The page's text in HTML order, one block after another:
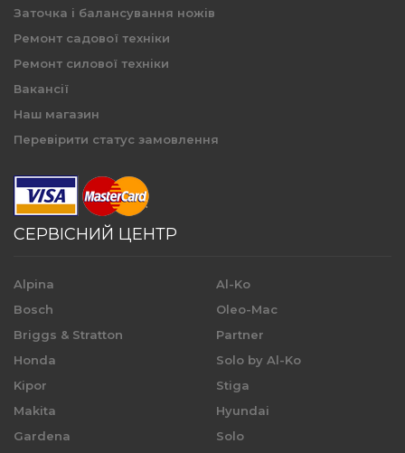
Заточка і балансування ножів
Ремонт садової техніки
Ремонт силової техніки
Вакансії
Наш магазин
Перевірити статус замовлення
СЕРВІСНИЙ ЦЕНТР
Alpina
Bosch
Briggs & Stratton
Honda
Kipor
Makita
Gardena
Al-Ko
Oleo-Mac
Partner
Solo by Al-Ko
Stiga
Hyundai
Solo